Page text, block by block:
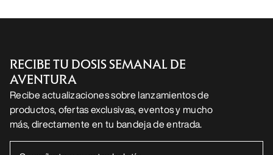
RECIBE TU DOSIS SEMANAL DE
AVENTURA
Recibe actualizaciones sobre lanzamientos de
productos, ofertas exclusivas, eventos y mucho
más, directamente en tu bandeja de entrada.